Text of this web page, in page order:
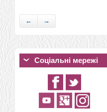
← →
Соціальні мережі